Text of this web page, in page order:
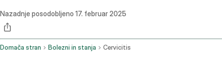
Nazadnje posodobljeno 17. februar 2025
Domača stran Bolezni in stanja Cervicitis